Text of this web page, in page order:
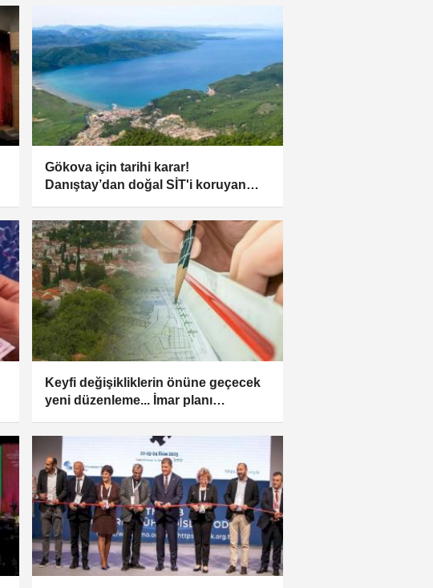
Gökova için tarihi karar!
Danıştay’dan doğal SİT'i koruyan
Keyfi değişikliklerin önüne geçecek
yeni düzenleme... İmar planı
payı uygulaması resmileşti